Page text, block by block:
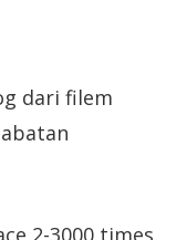
dari filem
2-3000 times